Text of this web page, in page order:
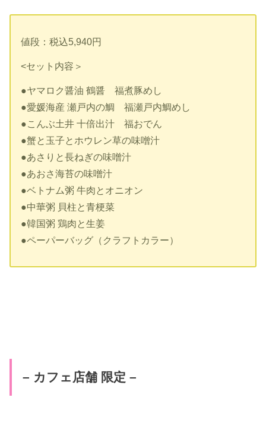
値段：税込5,940円
<セット内容＞
●ヤマロク醤油 鶴醤 福煮豚めし
●愛媛海産 瀬戸内の鯛 福瀬戸内鯛めし
●こんぶ土井 十倍出汁 福おでん
●蟹と玉子とホウレン草の味噌汁
●あさりと長ねぎの味噌汁
●あおさ海苔の味噌汁
●ベトナム粥 牛肉とオニオン
●中華粥 貝柱と青梗菜
●韓国粥 鶏肉と生姜
●ペーパーバッグ（クラフトカラー）
– カフェ店舗 限定 –